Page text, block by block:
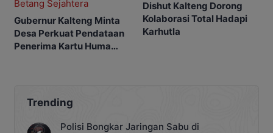
Gubernur Kalteng Minta
Desa Perkuat Pendataan
Penerima Kartu Huma
Dishut Kalteng Dorong
Kolaborasi Total Hadapi
Karhutla
Trending
Polisi Bongkar Jaringan Sabu di